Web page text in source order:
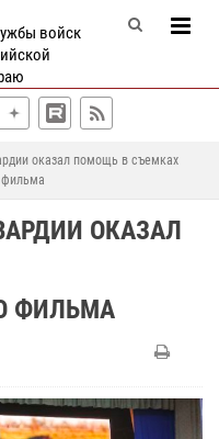
войск
оказал помощь в съемках
фильма
ОКАЗАЛ
ФИЛЬМА